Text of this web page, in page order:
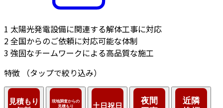
1 太陽光発電設備に関連する解体工事に対応
2全国からのご依頼に対応可能な体制
3 強固なチームワークによる高品質な施工
特徴
（タップで絞り込み）